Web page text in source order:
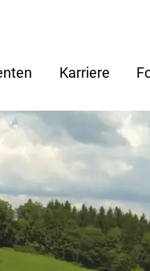
Karriere